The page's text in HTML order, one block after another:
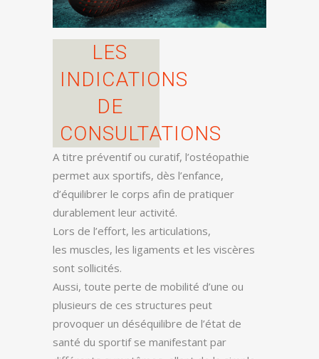
LES
INDICATIONS
DE
CONSULTATIONS
A titre préventif ou curatif, l’ostéopathie
permet aux sportifs, dès l’enfance,
d’équilibrer le corps afin de pratiquer
durablement leur activité.
Lors de l’effort, les articulations,
les muscles, les ligaments et les viscères
sont sollicités.
Aussi, toute perte de mobilité d’une ou
plusieurs de ces structures peut
provoquer un déséquilibre de l’état de
santé du sportif se manifestant par